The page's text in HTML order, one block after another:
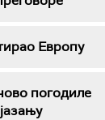
Европу
погодиле